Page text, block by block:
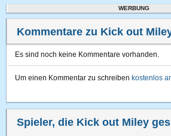
WERBUNG
Kommentare zu Kick out
Es sind noch keine Kommentare vorhanden.
Um einen Kommentar zu schreiben kostenlos
Spieler, die Kick out Miley